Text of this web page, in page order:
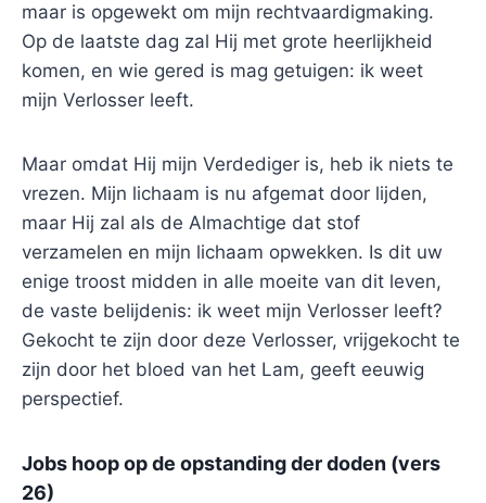
maar is opgewekt om mijn rechtvaardigmaking.
Op de laatste dag zal Hij met grote heerlijkheid
komen, en wie gered is mag getuigen: ik weet
mijn Verlosser leeft.
Maar omdat Hij mijn Verdediger is, heb ik niets te
vrezen. Mijn lichaam is nu afgemat door lijden,
maar Hij zal als de Almachtige dat stof
verzamelen en mijn lichaam opwekken. Is dit uw
enige troost midden in alle moeite van dit leven,
de vaste belijdenis: ik weet mijn Verlosser leeft?
Gekocht te zijn door deze Verlosser, vrijgekocht te
zijn door het bloed van het Lam, geeft eeuwig
perspectief.
Jobs hoop op de opstanding der doden (vers
26)